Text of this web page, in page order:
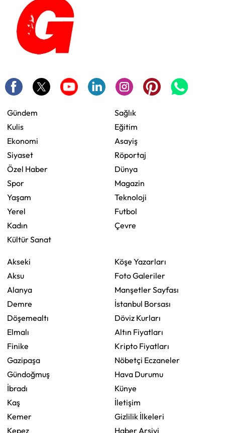
Gündem
Kulis
Ekonomi
Siyaset
Özel Haber
Spor
Yaşam
Yerel
Kadın
Kültür Sanat
Sağlık
Eğitim
Asayiş
Röportaj
Dünya
Magazin
Teknoloji
Futbol
Çevre
Akseki
Aksu
Alanya
Demre
Döşemealtı
Elmalı
Finike
Gazipaşa
Gündoğmuş
İbradı
Kaş
Kemer
Kepez
Köşe Yazarları
Foto Galeriler
Manşetler Sayfası
İstanbul Borsası
Döviz Kurları
Altın Fiyatları
Kripto Fiyatları
Nöbetçi Eczaneler
Hava Durumu
Künye
İletişim
Gizlilik İlkeleri
Haber Arşivi